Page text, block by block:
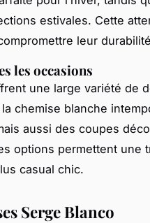
estivales. Cette
leur
les occasions
une large variété de
chemise blanche
aussi des coupes
options permettent une
casual chic.
Serge Blanco